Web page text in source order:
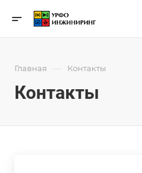
Главная — Контакты
Контакты